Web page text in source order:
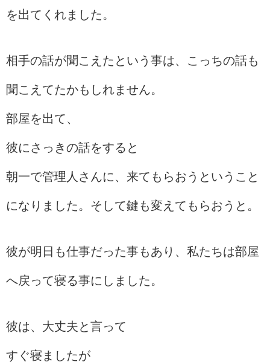
を出てくれました。
相手の話が聞こえたという事は、こっちの話も
聞こえてたかもしれません。
部屋を出て、
彼にさっきの話をすると
朝一で管理人さんに、来てもらおうということ
になりました。そして鍵も変えてもらおうと。
彼が明日も仕事だった事もあり、私たちは部屋
へ戻って寝る事にしました。
彼は、大丈夫と言って
すぐ寝ましたが